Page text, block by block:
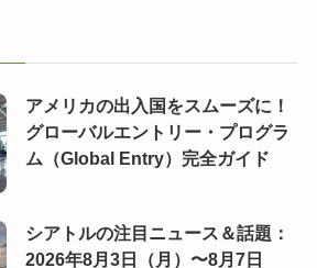
アメリカの出入国をスムーズに！
グローバルエントリー・プログラ
ム（Global Entry）完全ガイド
シアトルの注目ニュース＆話題：
2026年8月3日（月）〜8月7日